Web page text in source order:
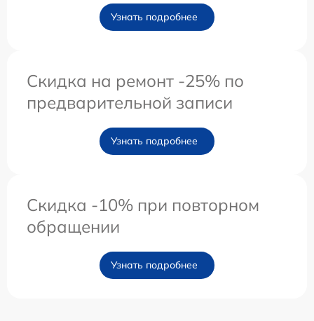
Узнать подробнее
Скидка на ремонт -25% по
предварительной записи
Узнать подробнее
Скидка -10% при повторном
обращении
Узнать подробнее